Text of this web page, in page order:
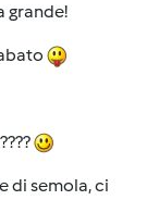
grande!
di semola, ci